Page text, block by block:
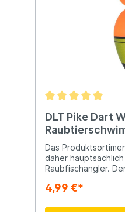
DLT Pike Dart
Das
daher
Raubfischangler.
an größeres
4,99 €*